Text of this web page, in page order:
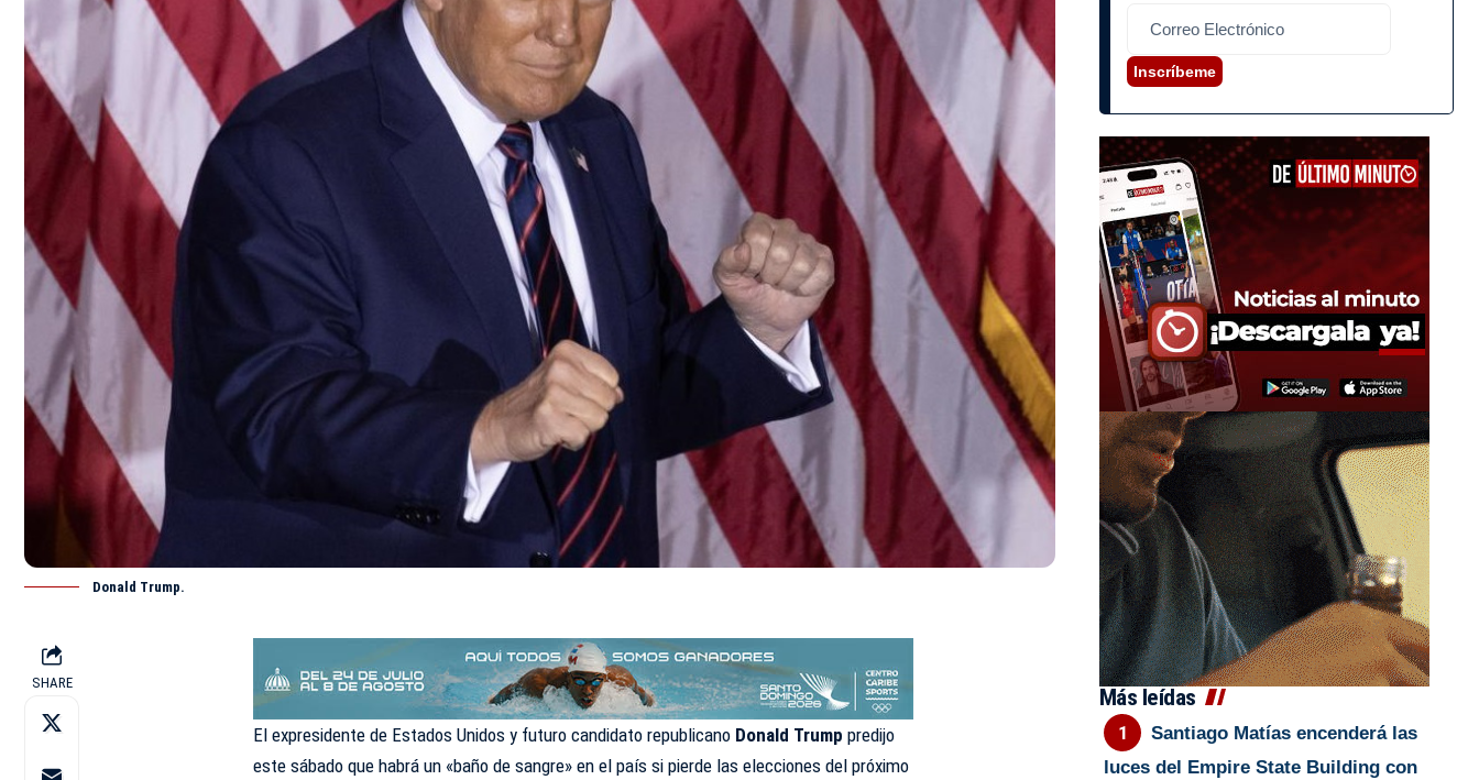
Donald Trump.
SHARE
El expresidente de Estados Unidos y futuro candidato republicano Donald Trump predijo
este sábado que habrá un «baño de sangre» en el país si pierde las elecciones del próximo
Inscríbeme
Más leídas
Santiago Matías encenderá las
luces del Empire State Building con